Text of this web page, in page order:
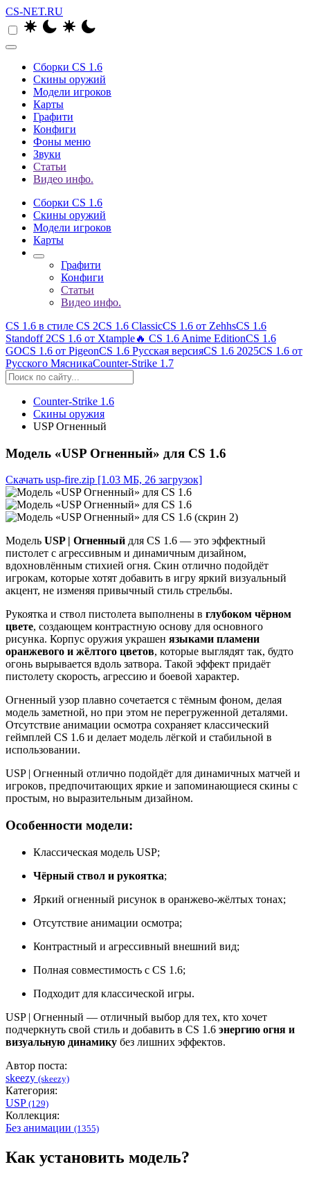
CS-NET.RU
Сборки CS 1.6
Скины оружий
Модели игроков
Карты
Графити
Конфиги
Фоны меню
Звуки
Статьи
Видео инфо.
Сборки CS 1.6
Скины оружий
Модели игроков
Карты
Графити
Конфиги
Статьи
Видео инфо.
CS 1.6 в стиле CS 2CS 1.6 ClassicCS 1.6 от ZehhsCS 1.6
Standoff 2CS 1.6 от Xtample🔥 CS 1.6 Anime EditionCS 1.6
GOCS 1.6 от PigeonCS 1.6 Русская версияCS 1.6 2025CS 1.6 от
Русского МясникаCounter-Strike 1.7
Counter-Strike 1.6
Скины оружия
USP Огненный
Модель «USP Огненный» для CS 1.6
Скачать usp-fire.zip [1.03 МБ, 26 загрузок]
Модель USP | Огненный для CS 1.6 — это эффектный
пистолет с агрессивным и динамичным дизайном,
вдохновлённым стихией огня. Скин отлично подойдёт
игрокам, которые хотят добавить в игру яркий визуальный
акцент, не изменяя привычный стиль стрельбы.
Рукоятка и ствол пистолета выполнены в глубоком чёрном
цвете, создающем контрастную основу для основного
рисунка. Корпус оружия украшен языками пламени
оранжевого и жёлтого цветов, которые выглядят так, будто
огонь вырывается вдоль затвора. Такой эффект придаёт
пистолету скорость, агрессию и боевой характер.
Огненный узор плавно сочетается с тёмным фоном, делая
модель заметной, но при этом не перегруженной деталями.
Отсутствие анимации осмотра сохраняет классический
геймплей CS 1.6 и делает модель лёгкой и стабильной в
использовании.
USP | Огненный отлично подойдёт для динамичных матчей и
игроков, предпочитающих яркие и запоминающиеся скины с
простым, но выразительным дизайном.
Особенности модели:
Классическая модель USP;
Чёрный ствол и рукоятка;
Яркий огненный рисунок в оранжево-жёлтых тонах;
Отсутствие анимации осмотра;
Контрастный и агрессивный внешний вид;
Полная совместимость с CS 1.6;
Подходит для классической игры.
USP | Огненный — отличный выбор для тех, кто хочет
подчеркнуть свой стиль и добавить в CS 1.6 энергию огня и
визуальную динамику без лишних эффектов.
Автор поста:
skeezy (skeezy)
Категория:
USP (129)
Коллекция:
Без анимации (1355)
Как установить модель?